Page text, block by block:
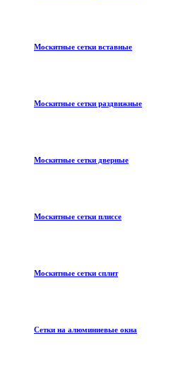
Москитные сетки вставные
Москитные сетки раздвижные
Москитные сетки дверные
Москитные сетки плиссе
Москитные сетки сплит
Сетки на алюминиевые окна